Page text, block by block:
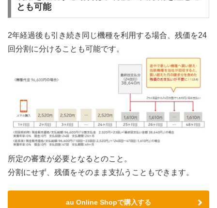
とも可能
2年経過後も引き続き同じ機種を利用する場合、残価を24
回分割に分けることも可能です。
所定の審査が必要となるとのこと。
分割にせず、残価をそのまま支払うこともできます。
au Online Shopで購入する